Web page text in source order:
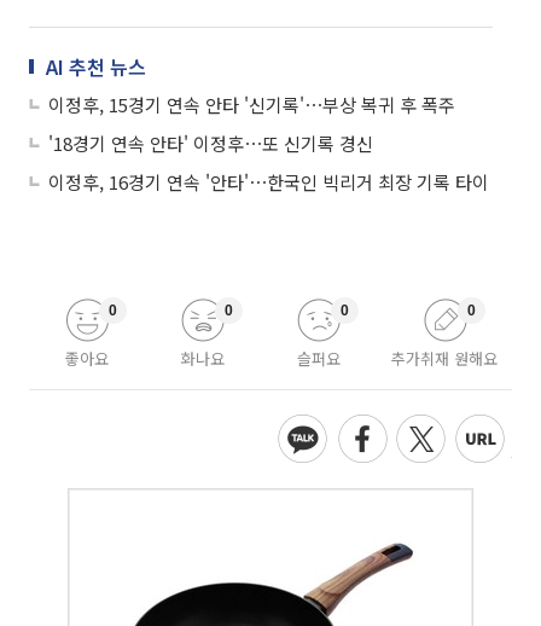
AI 추천 뉴스
이정후, 15경기 연속 안타 '신기록'⋯부상 복귀 후 폭주
'18경기 연속 안타' 이정후⋯또 신기록 경신
이정후, 16경기 연속 '안타'⋯한국인 빅리거 최장 기록 타이
좋아요
0
화나요
0
슬퍼요
0
추가취재 원해요
0